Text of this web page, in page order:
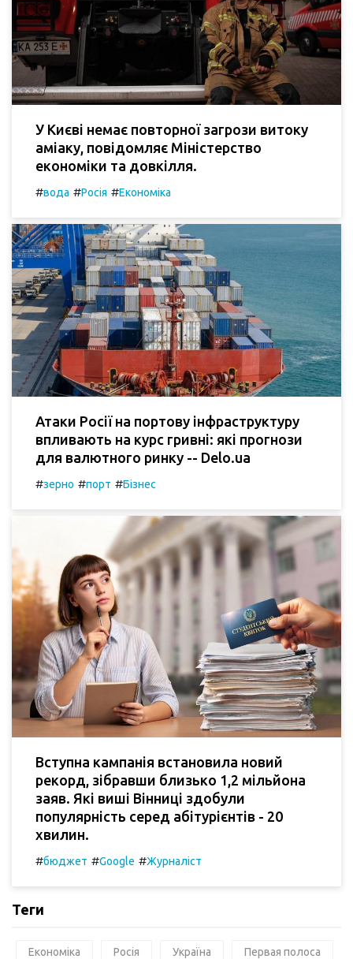
У Києві немає повторної загрози витоку
аміаку, повідомляє Міністерство
економіки та довкілля.
#вода #Росія #Економіка
Атаки Росії на портову інфраструктуру
впливають на курс гривні: які прогнози
для валютного ринку -- Delo.ua
#зерно #порт #Бізнес
Вступна кампанія встановила новий
рекорд, зібравши близько 1,2 мільйона
заяв. Які виші Вінниці здобули
популярність серед абітурієнтів - 20
хвилин.
#бюджет #Google #Журналіст
Теги
Економіка Росія Україна Первая полоса